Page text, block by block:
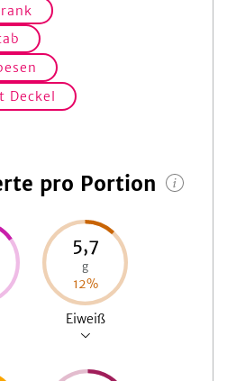
Deckel
pro Portion
5,7
g
12%
Eiweiß